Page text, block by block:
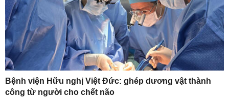
Bệnh viện Hữu nghị Việt Đức: ghép dương vật thành
công từ người cho chết não